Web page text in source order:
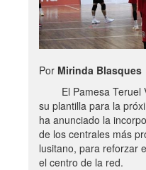
Por Mirinda
El Pamesa Teruel
su plantilla para la
ha anunciado la
de los centrales más
lusitano, para reforzar
el centro de la red.